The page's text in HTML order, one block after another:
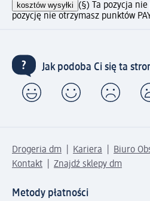
kosztów wysyłki (§) Ta pozycja
pozycję nie otrzymasz punktów
Jak podoba Ci się ta
Drogeria dm Kariera
Biuro
Kontakt
Znajdź sklepy dm
Metody płatności